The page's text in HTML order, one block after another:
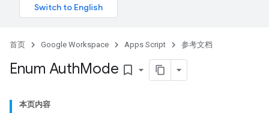
首页 Google Workspace Apps Script 参考文档
Enum AuthMode bookmark_border
本页内容